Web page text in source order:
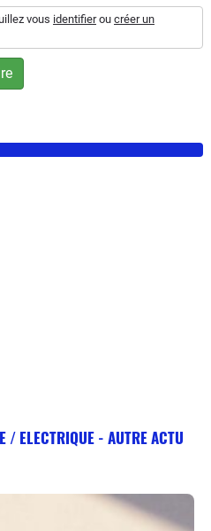
vous identifierou créer un
/ ELECTRIQUE - AUTRE ACTU